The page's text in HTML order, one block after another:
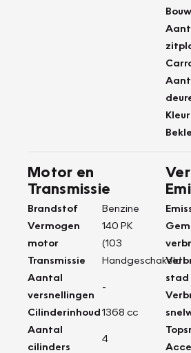
Kleur
Motor en
Transmissie
Brandstof
Benzine
Vermogen
motor
140 PK
(103
Transmissie
Handgeschakeld
Aantal
versnellingen
-
Cilinderinhoud1368 cc
Aantal
cilinders
4
stad